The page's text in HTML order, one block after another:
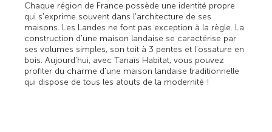
Chaque région de France possède une identité propre
qui s'exprime souvent dans l'architecture de ses
maisons. Les Landes ne font pas exception à la règle. La
construction d'une maison landaise se caractérise par
ses volumes simples, son toit à 3 pentes et l'ossature en
bois. Aujourd'hui, avec Tanaïs Habitat, vous pouvez
profiter du charme d'une maison landaise traditionnelle
qui dispose de tous les atouts de la modernité !